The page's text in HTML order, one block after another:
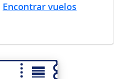
Encontrar vuelos